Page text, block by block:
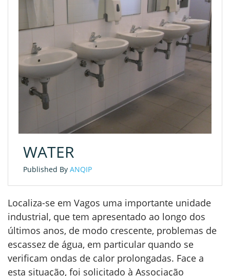
WATER
Published By ANQIP
Localiza-se em Vagos uma importante unidade
industrial, que tem apresentado ao longo dos
últimos anos, de modo crescente, problemas de
escassez de água, em particular quando se
verificam ondas de calor prolongadas. Face a
esta situação, foi solicitado à Associação